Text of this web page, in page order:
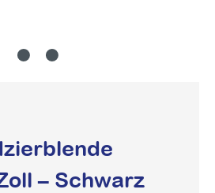
– Schwarz